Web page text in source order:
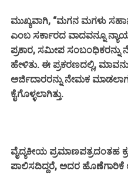
ಮುಖ್ಯವಾಗಿ, “ಮಗನ ಮಗಳು
ಎಂಬ ಸರ್ಕಾರದ ವಾದವನ್ನೂ
ಪ್ರಕಾರ, ಸಮೀಪ
ಹೇಳಿತು. ಈ ಪ್ರಕರಣದಲ್ಲಿ,
ಅರ್ಜಿದಾರರನ್ನು ನೇಮಕ
ಕೈಗೊಳ್ಳಲಾಗಿತ್ತು.
ವೈದ್ಯಕೀಯ ಪ್ರಮಾಣಪತ್ರದಂತಹ
ಪಾಲಿಸದಿದ್ದರೆ, ಅದರ